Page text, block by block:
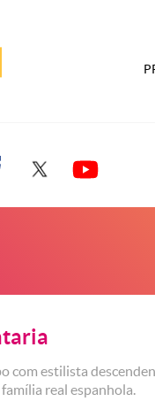
com estilista
real espanhola.